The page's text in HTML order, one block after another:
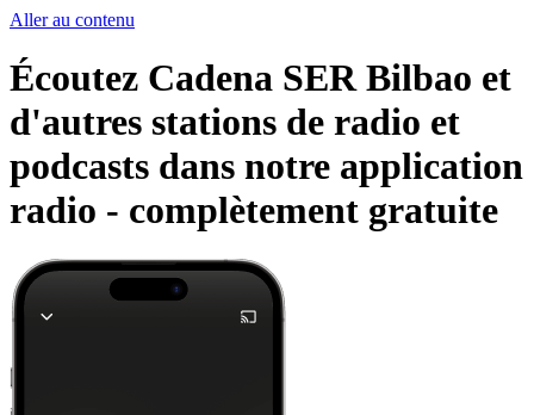
Aller au contenu
Écoutez Cadena SER Bilbao et
d'autres stations de radio et
podcasts dans notre application
radio - complètement gratuite